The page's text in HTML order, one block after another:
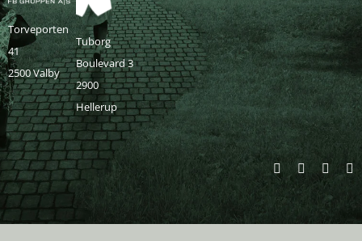
Torveporten
41
2500 Valby
Tuborg
Boulevard 3
2900
Hellerup